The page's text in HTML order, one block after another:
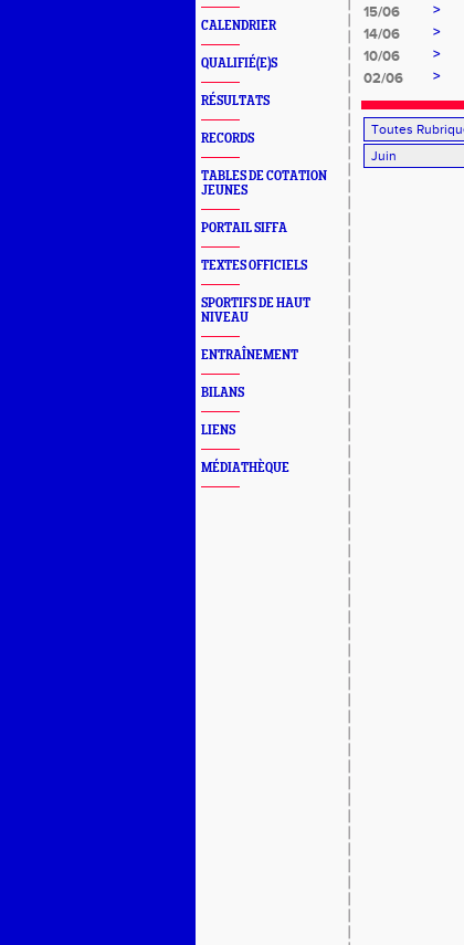
CALENDRIER
QUALIFIÉ(E)S
RÉSULTATS
RECORDS
TABLES DE COTATION
JEUNES
PORTAIL SIFFA
TEXTES OFFICIELS
SPORTIFS DE HAUT
NIVEAU
ENTRAÎNEMENT
BILANS
LIENS
MÉDIATHÈQUE
15/06
>
14/06
>
10/06
>
02/06
>